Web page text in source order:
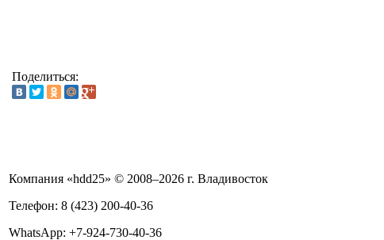
Поделиться:
Компания «hdd25» © 2008–2026 г. Владивосток
Телефон: 8 (423) 200-40-36
WhatsApp: +7-924-730-40-36